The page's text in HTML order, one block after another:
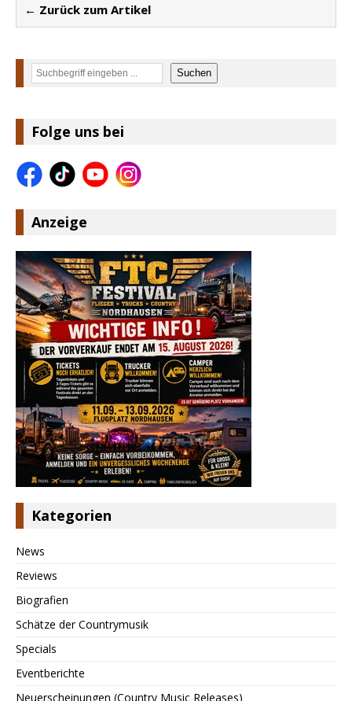
← Zurück zum Artikel
Suchen Suchen
Folge uns bei
Anzeige
Kategorien
News
Reviews
Biografien
Schätze der Countrymusik
Specials
Eventberichte
Neuerscheinungen (Country Music Releases)